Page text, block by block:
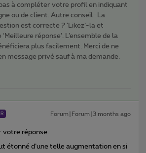
à compléter votre profil en indiquant
ou de client. Autre conseil : La
est correcte ? ‘Likez’-la et
réponse’. L’ensemble de la
plus facilement. Merci de ne
message privé sauf à ma demande.
Forum|Forum|3 months ago
votre réponse.
étonné d’une telle augmentation en si